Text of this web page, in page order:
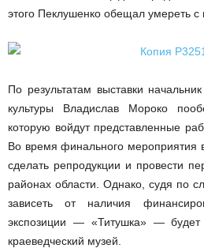
этого Пеклушенко обещал умереть
По результатам выставки
культуры Владислав Мороко
которую войдут представленные
Во время финального
сделать репродукции и провести
районах области. Однако, судя по
зависеть от наличия
экспозиции — «Титушка» — будет
краеведческий музей.